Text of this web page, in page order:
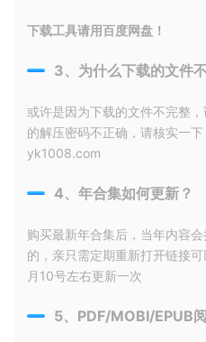
下载工具请用百度网盘！
3、为什么下载的文件
或许是因为下载的文件不完整
的解压密码不正确，请核实一
yk1008.com
4、年合集如何更新？
购买最新年合集后，当年内容
的，亲只需定期重新打开链接
月10号左右更新一次
5、PDF/MOBI/EPUB